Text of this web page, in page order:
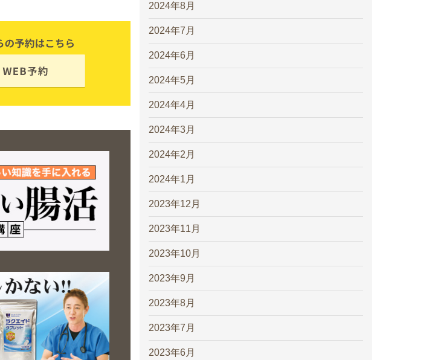
2024年8月
2024年7月
2024年6月
2024年5月
2024年4月
2024年3月
2024年2月
2024年1月
2023年12月
2023年11月
2023年10月
2023年9月
2023年8月
2023年7月
2023年6月